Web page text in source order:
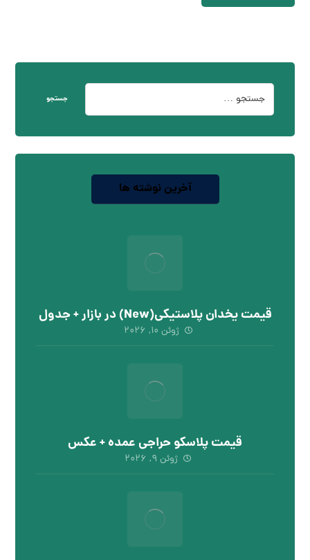
جستجو
آخرین نوشته ها
قیمت یخدان پلاستیکی(New) در بازار + جدول
ژوئن ۱۰, ۲۰۲۶
قیمت پلاسکو حراجی عمده + عکس
ژوئن ۹, ۲۰۲۶